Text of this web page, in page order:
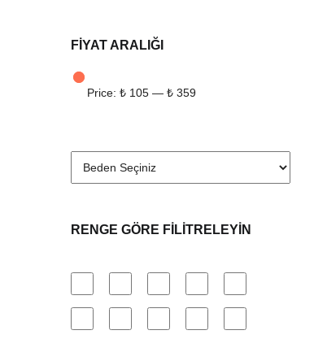
FIYAT ARALIĞI
Price: ₺ 105 — ₺ 359
RENGE GÖRE FILITRELEYIN